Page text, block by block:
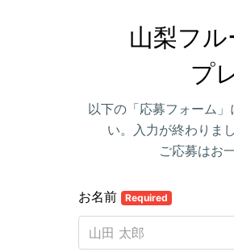
山梨フル
プ
以下の「応募フォーム
い。入力が終わりま
ご応募はお
お名前 Required